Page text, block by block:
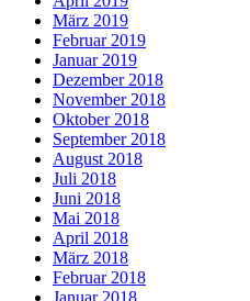
März 2019
Februar 2019
Januar 2019
Dezember 2018
November 2018
Oktober 2018
September 2018
August 2018
Juli 2018
Juni 2018
Mai 2018
April 2018
März 2018
Februar 2018
Januar 2018